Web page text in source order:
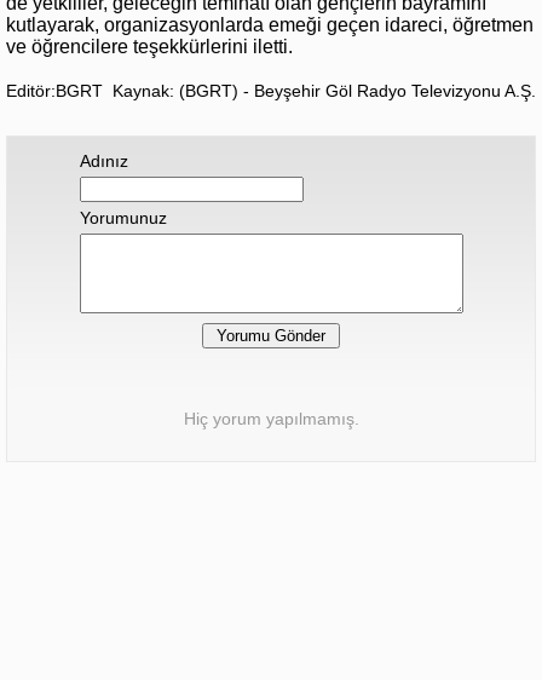
kutlayarak, organizasyonlarda emeği geçen idareci, öğretmen
ve öğrencilere teşekkürlerini iletti.
Editör:BGRT Kaynak: (BGRT) - Beyşehir Göl Radyo Televizyonu A.Ş.
Adınız
Yorumunuz
Hiç yorum yapılmamış.